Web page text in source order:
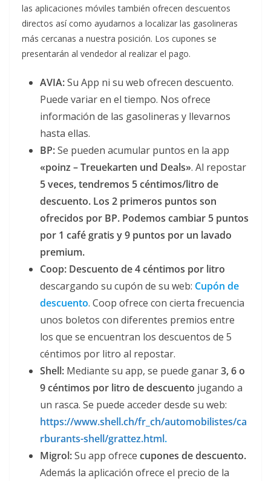
las aplicaciones móviles también ofrecen descuentos
directos así como ayudarnos a localizar las gasolineras
más cercanas a nuestra posición. Los cupones se
presentarán al vendedor al realizar el pago.
AVIA:Su App ni su web ofrecen descuento.
Puede variar en el tiempo. Nos ofrece
información de las gasolineras y llevarnos
hasta ellas.
BP:Se pueden acumular puntos en la app
«poinz – Treuekarten und Deals». Al repostar
5 veces, tendremos 5 céntimos/litro de
descuento. Los 2 primeros puntos son
ofrecidos por BP. Podemos cambiar 5 puntos
por 1 café gratis y 9 puntos por un lavado
premium.
Coop: Descuento de 4 céntimos por litro
descargando su cupón de su web: Cupón de
descuento. Coop ofrece con cierta frecuencia
unos boletos con diferentes premios entre
los que se encuentran los descuentos de 5
céntimos por litro al repostar.
Shell: Mediante su app, se puede ganar3, 6 o
9 céntimos por litro de descuento jugando a
un rasca. Se puede acceder desde su web:
https://www.shell.ch/fr_ch/automobilistes/ca
rburants-shell/grattez.html.
Migrol:Su app ofrece cupones de descuento.
Además la aplicación ofrece el precio de la